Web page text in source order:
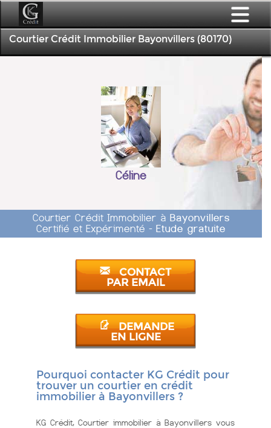
Courtier Crédit Immobilier Bayonvillers (80170)
Céline
Courtier Crédit Immobilier à Bayonvillers
Certifié et Expérimenté - Etude gratuite
CONTACT
PAR EMAIL
DEMANDE
EN LIGNE
Pourquoi contacter KG Crédit pour
trouver un courtier en crédit
immobilier à Bayonvillers ?
KG Crédit, Courtier immobilier à Bayonvillers vous